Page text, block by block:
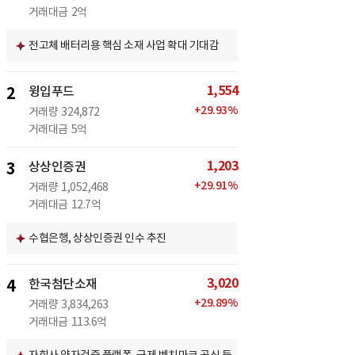
거래대금 2억
전고체 배터리용 핵심 소재 사업 확대 기대감
2 윙입푸드
거래량 324,872
거래대금 5억
1,554
+29.93%
3 상상인증권
거래량 1,052,468
거래대금 12.7억
1,203
+29.91%
수협은행, 상상인증권 인수 추진
4 한국첨단소재
거래량 3,834,263
거래대금 113.6억
3,020
+29.89%